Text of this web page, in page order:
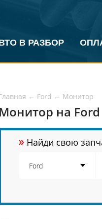
В РАЗБОР
← Ford ← Монитор
Монитор на
» Найди свою